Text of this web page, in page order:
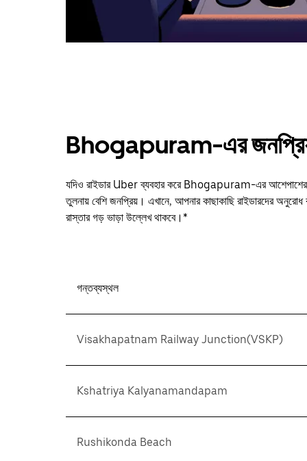
Bhogapuram-এর
যদিও রাইডার Uber ব্যবহার করে Bhogapuram-এর আশেপাশের
তুলনায় বেশি জনপ্রিয়। এখানে, আপনার কাছাকাছি রাইডারদের
রাস্তার গড় ভাড়া উল্লেখ থাকবে।*
গন্তব্যস্থল
Visakhapatnam Railway Junction(VSKP)
Kshatriya Kalyanamandapam
Rushikonda Beach